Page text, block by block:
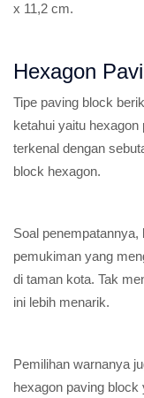
x 11,2 cm.
Hexagon
Tipe paving block
ketahui yaitu
terkenal dengan
block hexagon.
Soal
pemukiman yang
di taman kota. Tak
ini lebih menarik.
Pemilihan warnanya
hexagon paving